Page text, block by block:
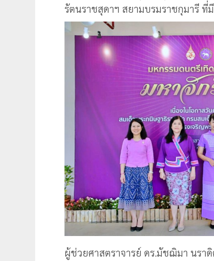
รัตนราชสุดาฯ สยามบรมราชกุมารี
ผู้ช่วยศาสตราจารย์ ดร.มัชฌิมา นรา